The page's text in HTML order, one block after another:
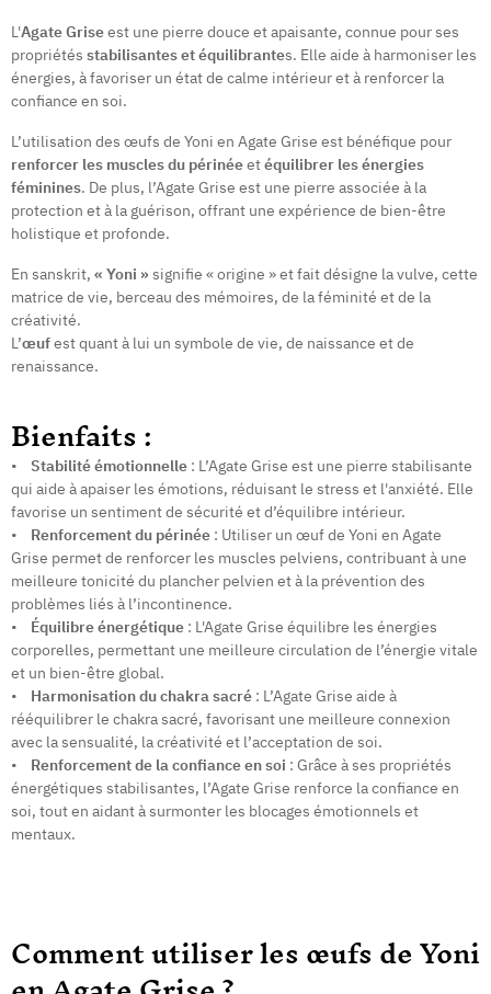
L'Agate Griseest une pierre douce et apaisante, connue pour ses
propriétés stabilisantes et équilibrantes. Elle aide à harmoniser les
énergies, à favoriser un état de calme intérieur et à renforcer la
confiance en soi.
L’utilisation des œufs de Yoni en Agate Grise est bénéfique pour
renforcer les muscles du périnéeetéquilibrer les énergies
féminines. De plus, l’Agate Grise est une pierre associée à la
protection et à la guérison, offrant une expérience de bien-être
holistique et profonde.
En sanskrit, « Yoni » signifie « origine » et fait désigne la vulve, cette
matrice de vie, berceau des mémoires, de la féminité et de la
créativité.
L’œufest quant à lui un symbole de vie, de naissance et de
renaissance.
Bienfaits :
• Stabilité émotionnelle : L’Agate Grise est une pierre stabilisante
qui aide à apaiser les émotions, réduisant le stress et l'anxiété. Elle
favorise un sentiment de sécurité et d’équilibre intérieur.
• Renforcement du périnée : Utiliser un œuf de Yoni en Agate
Grise permet de renforcer les muscles pelviens, contribuant à une
meilleure tonicité du plancher pelvien et à la prévention des
problèmes liés à l’incontinence.
• Équilibre énergétique : L'Agate Grise équilibre les énergies
corporelles, permettant une meilleure circulation de l’énergie vitale
et un bien-être global.
• Harmonisation du chakra sacré : L’Agate Grise aide à
rééquilibrer le chakra sacré, favorisant une meilleure connexion
avec la sensualité, la créativité et l’acceptation de soi.
•
Renforcement de la confiance en soi : Grâce à ses propriétés
énergétiques stabilisantes, l’Agate Grise renforce la confiance en
soi, tout en aidant à surmonter les blocages émotionnels et
mentaux.
Comment utiliser les œufs de Yoni